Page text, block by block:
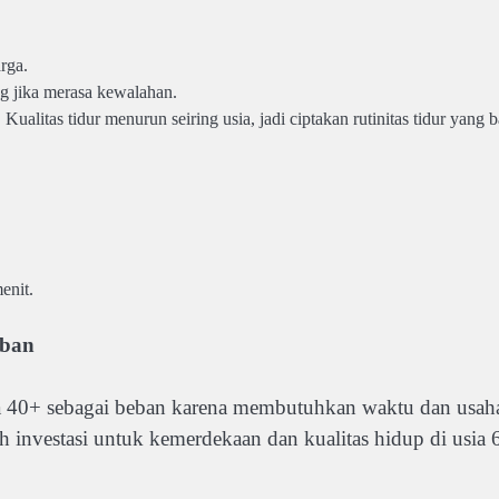
jika merasa kewalahan.
tidur menurun seiring usia, jadi ciptakan rutinitas tidur yang
sebagai beban karena membutuhkan waktu dan
untuk kemerdekaan dan kualitas hidup di usia